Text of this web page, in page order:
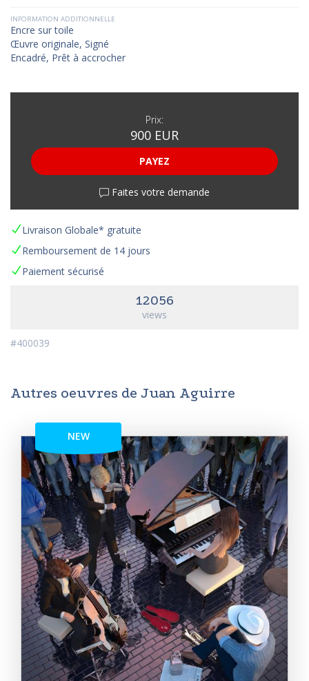
INFORMATION ADDITIONNELLE
Encre sur toile
Œuvre originale, Signé
Encadré, Prêt à accrocher
Prix:
900 EUR
PAYEZ
Faites votre demande
Livraison Globale* gratuite
Remboursement de 14 jours
Paiement sécurisé
12056
views
#400039
Autres oeuvres de Juan Aguirre
NEW